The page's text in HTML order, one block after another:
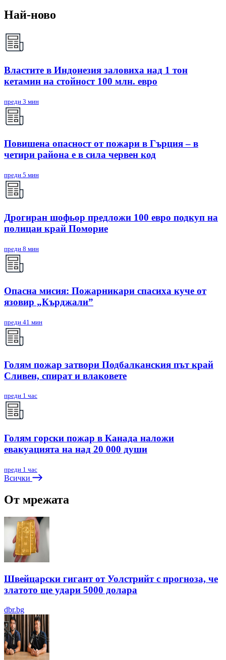
Най-ново
Властите в Индонезия заловиха над 1 тон
кетамин на стойност 100 млн. евро
преди 3 мин
Повишена опасност от пожари в Гърция – в
четири района е в сила червен код
преди 5 мин
Дрогиран шофьор предложи 100 евро подкуп на
полицаи край Поморие
преди 8 мин
Опасна мисия: Пожарникари спасиха куче от
язовир „Кърджали”
преди 41 мин
Голям пожар затвори Подбалканския път край
Сливен, спират и влаковете
преди 1 час
Голям горски пожар в Канада наложи
евакуацията на над 20 000 души
преди 1 час
Всички
От мрежата
Швейцарски гигант от Уолстрийт с прогноза, че
златото ще удари 5000 долара
dbr.bg